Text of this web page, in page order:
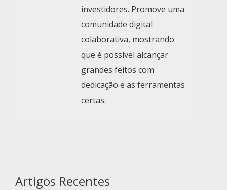
investidores. Promove uma
comunidade digital
colaborativa, mostrando
que é possível alcançar
grandes feitos com
dedicação e as ferramentas
certas.
Artigos Recentes